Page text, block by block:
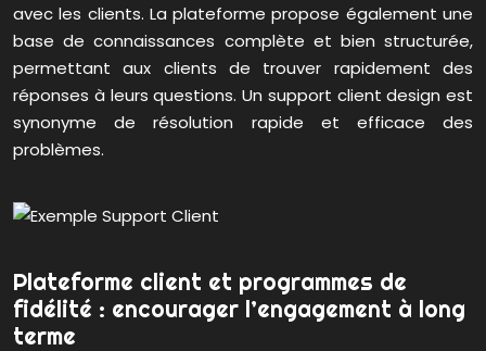
avec les clients. La plateforme propose également une
base de connaissances complète et bien structurée,
permettant aux clients de trouver rapidement des
réponses à leurs questions. Un support client design est
synonyme de résolution rapide et efficace des
problèmes.
Plateforme client et programmes de
fidélité : encourager l’engagement à long
terme